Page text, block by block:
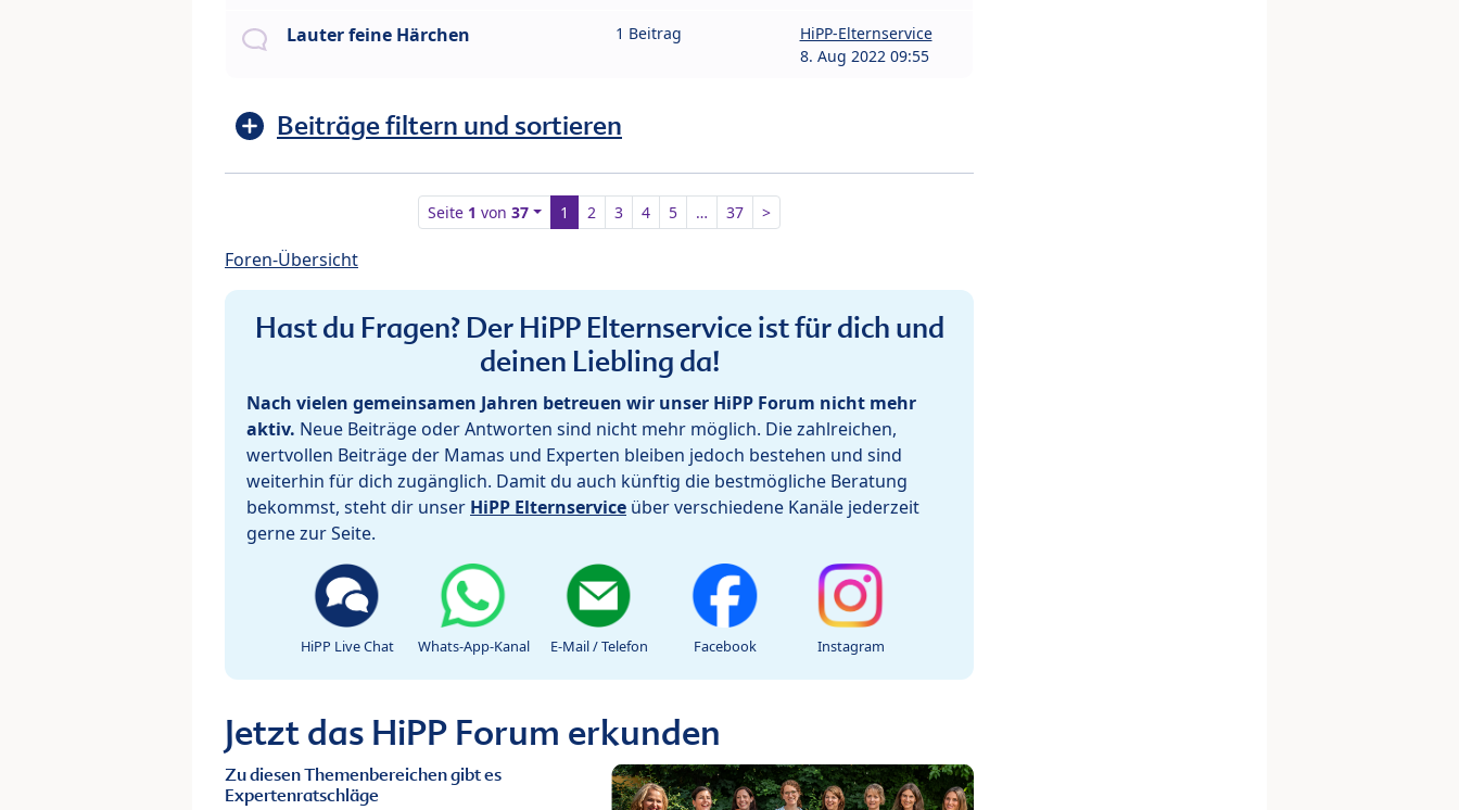
Lauter feine Härchen 1 Beitrag
HiPP-Elternservice
8. Aug 2022 09:55
Beiträge filtern und sortieren
Seite 1 von37 1 2 3 4 5 … 37 >
Foren-Übersicht
Hast du Fragen? Der HiPP Elternservice ist für dich und
deinen Liebling da!
Nach vielen gemeinsamen Jahren betreuen wir unser HiPP Forum nicht mehr
aktiv. Neue Beiträge oder Antworten sind nicht mehr möglich. Die zahlreichen,
wertvollen Beiträge der Mamas und Experten bleiben jedoch bestehen und sind
weiterhin für dich zugänglich. Damit du auch künftig die bestmögliche Beratung
bekommst, steht dir unser HiPP Elternservice über verschiedene Kanäle jederzeit
gerne zur Seite.
HiPP Live Chat Whats-App-Kanal E-Mail / Telefon Facebook Instagram
Jetzt das HiPP Forum erkunden
Zu diesen Themenbereichen gibt es
Expertenratschläge